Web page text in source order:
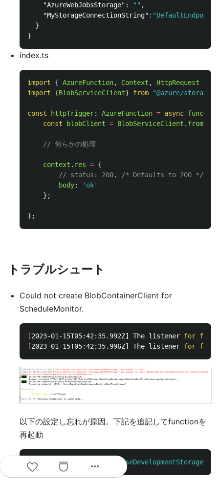
"AzureWebJobsStorage" : "" ,
"MyStorageConnectionString" :
}
}
index.ts
import { AzureFunction, Context , HttpRequest
import
{BlobServiceClient} from "@azure/storage-
const httpTrigger: AzureFunction = async
const
blobClient = BlobServiceClient .
// 何らかの処理
context . res = {
// status: 200, /* Defaults to 200 */
body: ' ok'
};
};
トラブルシュート
Could not create BlobContainerClient for
ScheduleMonitor.
[2023-01-15T05:42:35.992Z] The listener for
[2023-01-15T05:42:35.996Z] The listener for
以下の設定し忘れが原因。下記を追記してfunctionを
再起動
"AzureWebJobsStorage"
more_horiz